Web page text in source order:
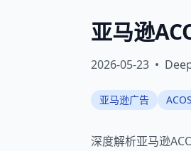
亚马逊
2026-05-23 •
亚马逊广告 ACOS
深度解析亚马逊